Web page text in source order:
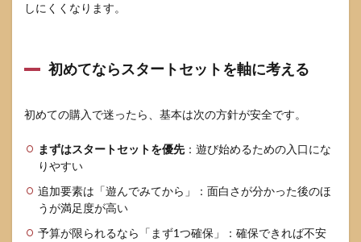
しにくくなります。
初めてならスタートセットを軸に考える
初めての購入で迷ったら、基本は次の方針が安全です。
まずはスタートセットを優先：遊び始めるための入口にな
りやすい
追加要素は「遊んでみてから」：面白さが分かった後のほ
うが満足度が高い
予算が限られるなら「まず1つ確保」：確保できれば不安